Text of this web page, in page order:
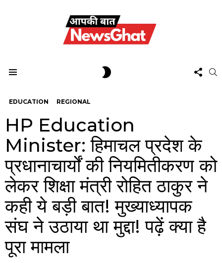
US
EDUCATION REGIONAL
HP Education
Minister: हिमाचल प्रदेश के
प्रधानाचार्यों की नियमितीकरण को
लेकर शिक्षा मंत्री रोहित ठाकुर ने
कही ये बड़ी बात! मुख्याध्यापक
संघ ने उठाया था मुद्दा! पढ़ें क्या है
पूरा मामला